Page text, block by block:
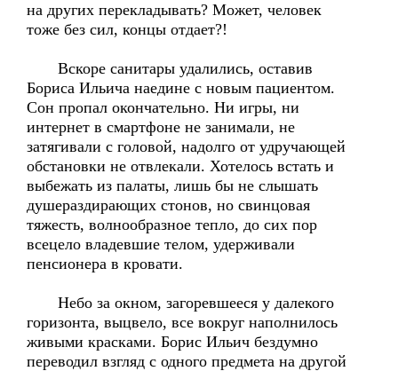
на других перекладывать? Может, человек
тоже без сил, концы отдает?!
Вскоре санитары удалились, оставив
Бориса Ильича наедине с новым пациентом.
Сон пропал окончательно. Ни игры, ни
интернет в смартфоне не занимали, не
затягивали с головой, надолго от удручающей
обстановки не отвлекали. Хотелось встать и
выбежать из палаты, лишь бы не слышать
душераздирающих стонов, но свинцовая
тяжесть, волнообразное тепло, до сих пор
всецело владевшие телом, удерживали
пенсионера в кровати.
Небо за окном, загоревшееся у далекого
горизонта, выцвело, все вокруг наполнилось
живыми красками. Борис Ильич бездумно
переводил взгляд с одного предмета на другой